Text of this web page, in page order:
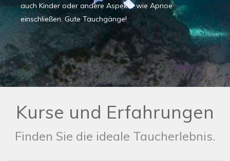
auch Kinder oder andere Aspekte wie Apnoe
einschließen. Gute Tauchgänge!
Kurse und Erfahrungen
Finden Sie die ideale Taucherlebnis.